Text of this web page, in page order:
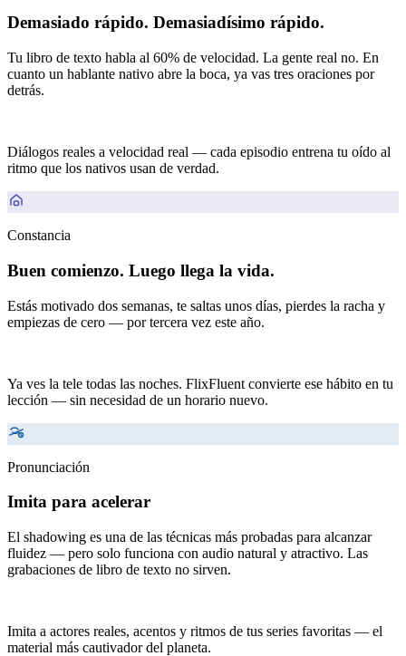
Demasiado rápido. Demasiadísimo rápido.
Tu libro de texto habla al 60% de velocidad. La gente real no. En
cuanto un hablante nativo abre la boca, ya vas tres oraciones por
detrás.
Diálogos reales a velocidad real — cada episodio entrena tu oído al
ritmo que los nativos usan de verdad.
Constancia
Buen comienzo. Luego llega la vida.
Estás motivado dos semanas, te saltas unos días, pierdes la racha y
empiezas de cero — por tercera vez este año.
Ya ves la tele todas las noches. FlixFluent convierte ese hábito en tu
lección — sin necesidad de un horario nuevo.
Pronunciación
Imita para acelerar
El shadowing es una de las técnicas más probadas para alcanzar
fluidez — pero solo funciona con audio natural y atractivo. Las
grabaciones de libro de texto no sirven.
Imita a actores reales, acentos y ritmos de tus series favoritas — el
material más cautivador del planeta.